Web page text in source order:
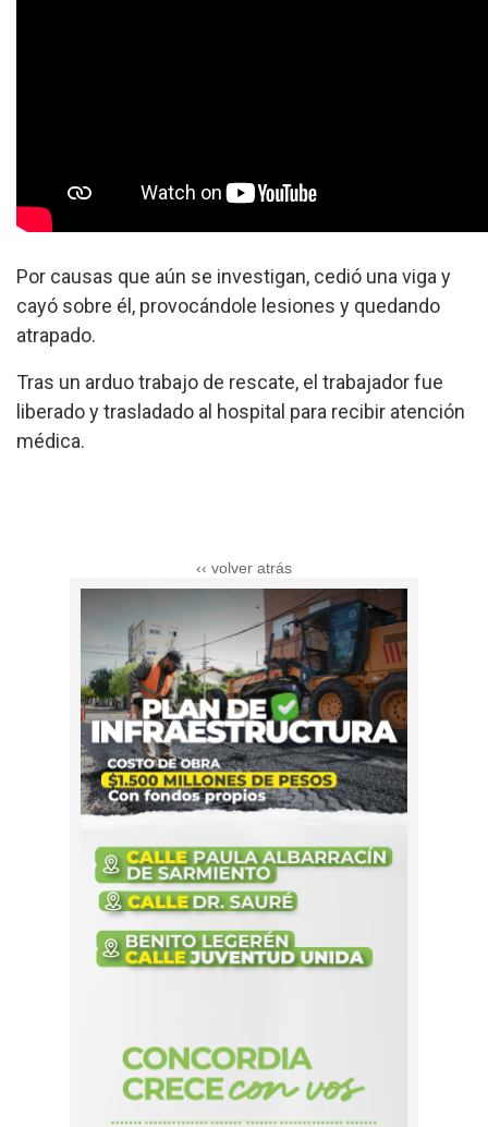
Por causas que aún se investigan, cedió una viga y
cayó sobre él, provocándole lesiones y quedando
atrapado.
Tras un arduo trabajo de rescate, el trabajador fue
liberado y trasladado al hospital para recibir atención
médica.
‹‹ volver atrás